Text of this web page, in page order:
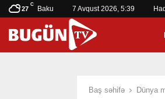
27
C
Baku 7 Avqust 2026, 5:39
Baş səhifə Dünya